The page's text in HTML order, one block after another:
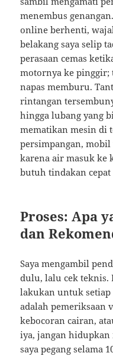
menembus
online berhenti,
belakang saya selip
perasaan cemas
motornya ke pinggir;
napas memburu.
rintangan
hingga lubang yang
mematikan mesin di
persimpangan,
karena air masuk ke
butuh tindakan
Proses: Apa
dan
Saya mengambil
dulu, lalu cek teknis.
lakukan untuk setiap
adalah pemeriksaan
kebocoran cairan,
iya, jangan hidupkan
saya pegang selama